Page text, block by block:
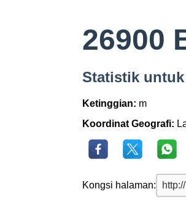
26900
Statistik untuk
Ketinggian: m
Koordinat Geografi:
Kongsi halaman: